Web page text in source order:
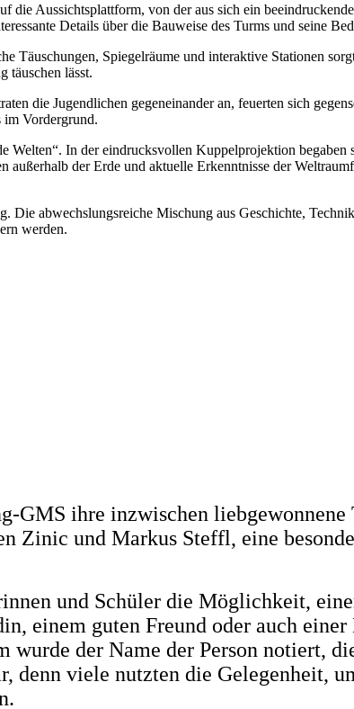
Aussichtsplattform, von der aus sich ein
Details über die Bauweise des Turms und seine
Täuschungen, Spiegelräume und interaktive Stationen
täuschen lässt.
die Jugendlichen gegeneinander an, feuerten sich
im Vordergrund.
In der eindrucksvollen Kuppelprojektion begaben
der Erde und aktuelle Erkenntnisse der
Die abwechslungsreiche Mischung aus Geschichte,
werden.
GMS ihre inzwischen
Zinic und Markus Steffl, eine
und Schüler die Möglichkeit,
einem guten Freund oder auch
der Name der Person notiert,
denn viele nutzten die Gelegenheit,